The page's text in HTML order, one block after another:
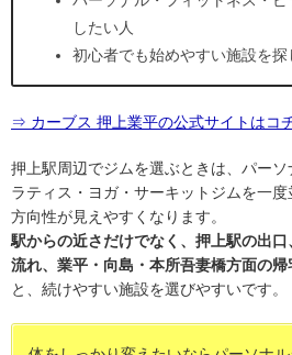
したい人
初心者でも始めやすい施設を探
⇒ カーブス 押上業平の公式サイトはコ
押上駅周辺でジムを選ぶときは、パー
ラティス・ヨガ・サーキットジムを一
方向性が見えやすくなります。
駅からの近さだけでなく、押上駅の出
流れ、業平・向島・本所吾妻橋方面の帰
と、続けやすい施設を選びやすいです。